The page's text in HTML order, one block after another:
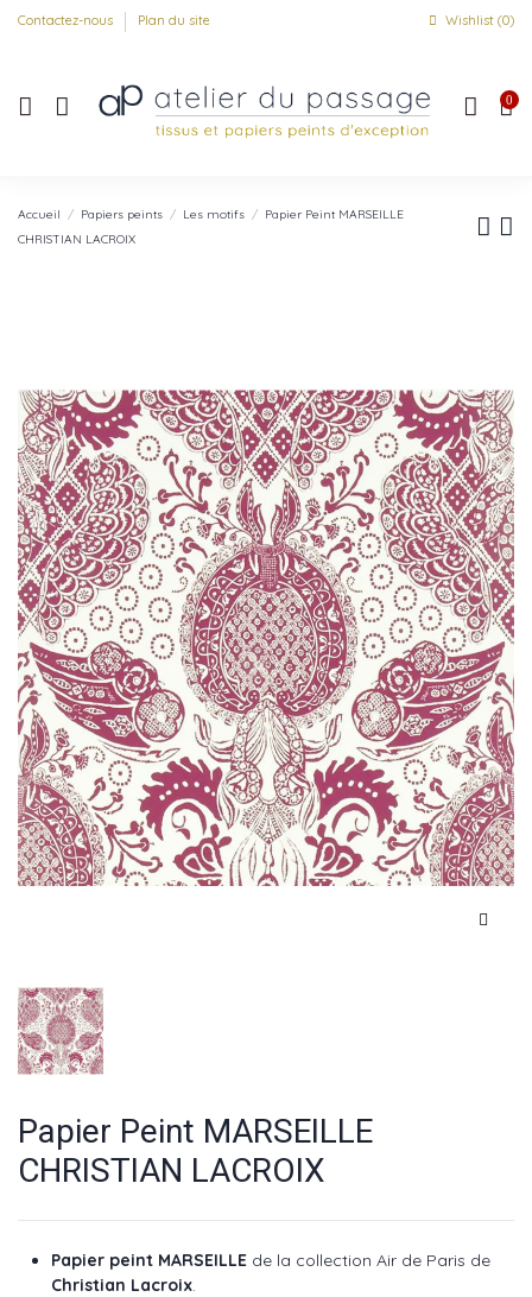
Contactez-nous Plan du site Wishlist (0)
0
Accueil Papiers peints Les motifs
Papier Peint MARSEILLE
CHRISTIAN LACROIX
Papier Peint MARSEILLE
CHRISTIAN LACROIX
Papier peint MARSEILLE de la collection Air de Paris de
Christian Lacroix